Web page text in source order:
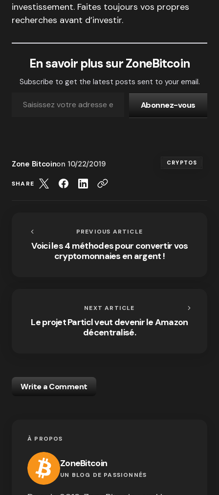
investissement. Faites toujours vos propres
recherches avant d’investir.
En savoir plus sur ZoneBitcoin
Subscribe to get the latest posts sent to your email.
Abonnez-vous
Zone Bitcoinon 10/22/2019 CRYPTOS
SHARE
PREVIOUS ARTICLE
Voici les 4 méthodes pour convertir vos
cryptomonnaies en argent !
NEXT ARTICLE
Le projet Particl veut devenir le Amazon
décentralisé.
Write a Comment
À PROPOS
ZoneBitcoin
UN BLOG DE PASSIONNÉS